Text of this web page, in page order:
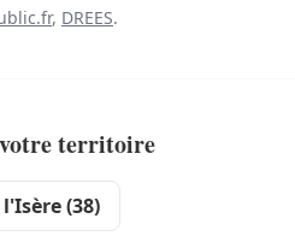
, DREES.
territoire
(38)